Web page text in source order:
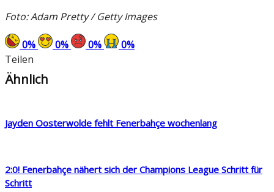
Foto: Adam Pretty / Getty Images
0% 0% 0% 0%
Teilen
Ähnlich
Jayden Oosterwolde fehlt Fenerbahçe wochenlang
2:0! Fenerbahçe nähert sich der Champions League Schritt für
Schritt